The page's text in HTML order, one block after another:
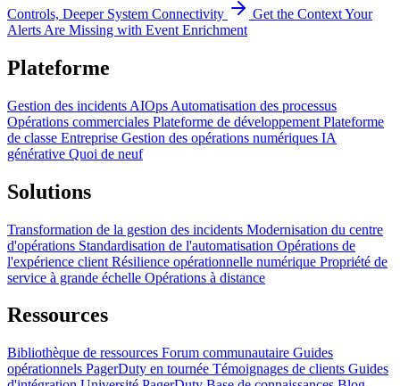
Controls, Deeper System Connectivity
Get the Context Your
Alerts Are Missing with Event Enrichment
Plateforme
Gestion des incidents AIOps Automatisation des processus
Opérations commerciales Plateforme de développement Plateforme
de classe Entreprise Gestion des opérations numériques IA
générative Quoi de neuf
Solutions
Transformation de la gestion des incidents Modernisation du centre
d'opérations Standardisation de l'automatisation Opérations de
l'expérience client Résilience opérationnelle numérique Propriété de
service à grande échelle Opérations à distance
Ressources
Bibliothèque de ressources Forum communautaire Guides
opérationnels PagerDuty en tournée Témoignages de clients Guides